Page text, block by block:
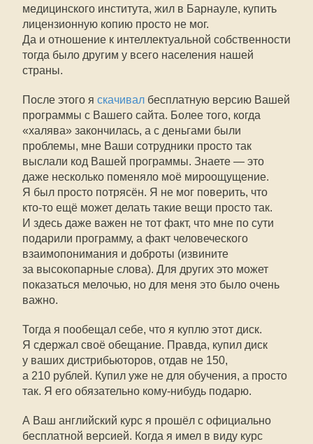
медицинского института, жил в Барнауле, купить
лицензионную копию просто не мог.
Да и отношение к интеллектуальной собственности
тогда было другим у всего населения нашей
страны.
После этого я скачивал бесплатную версию Вашей
программы с Вашего сайта. Более того, когда
«халява» закончилась, а с деньгами были
проблемы, мне Ваши сотрудники просто так
выслали код Вашей программы. Знаете — это
даже несколько поменяло моё мироощущение.
Я был просто потрясён. Я не мог поверить, что
кто-то ещё может делать такие вещи просто так.
И здесь даже важен не тот факт, что мне по сути
подарили программу, а факт человеческого
взаимопонимания и доброты (извините
за высокопарные слова). Для других это может
показаться мелочью, но для меня это было очень
важно.
Тогда я пообещал себе, что я куплю этот диск.
Я сдержал своё обещание. Правда, купил диск
у ваших дистрибьюторов, отдав не 150,
а 210 рублей. Купил уже не для обучения, а просто
так. Я его обязательно кому-нибудь подарю.
А Ваш английский курс я прошёл с официально
бесплатной версией. Когда я имел в виду курс